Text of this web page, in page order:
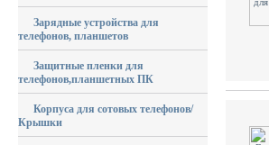
Зарядные устройства для
телефонов, планшетов
Защитные пленки для
телефонов,планшетных ПК
Корпуса для сотовых телефонов/
Крышки